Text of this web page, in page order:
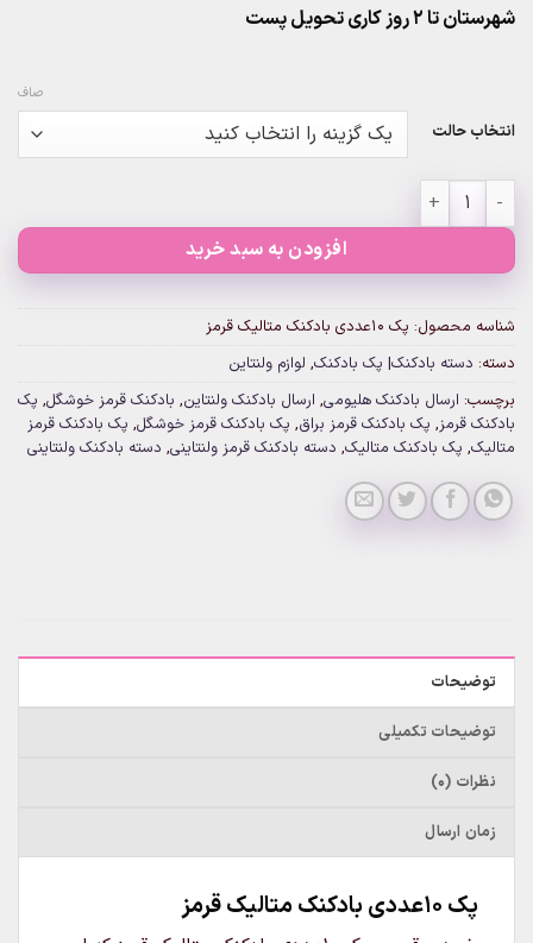
شهرستان تا 2 روز کاری تحویل پست
انتخاب حالت
صاف
افزودن به سبد خرید
شناسه محصول: پک 10عددی بادکنک متالیک قرمز
دسته: دسته بادکنک| پک بادکنک, لوازم ولنتاین
برچسب: ارسال بادکنک هلیومی, ارسال بادکنک ولنتاین, بادکنک قرمز خوشگل, پک
بادکنک قرمز, پک بادکنک قرمز براق, پک بادکنک قرمز خوشگل, پک بادکنک قرمز
متالیک, پک بادکنک متالیک, دسته بادکنک قرمز ولنتاینی, دسته بادکنک ولنتاینی
توضیحات
توضیحات تکمیلی
نظرات (0)
زمان ارسال
پک 10عددی بادکنک متالیک قرمز